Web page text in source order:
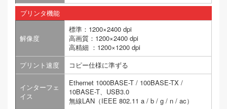
プリンタ機能
解像度
標準：1200×2400 dpi
高画質：1200×2400 dpi
高精細 ：1200×1200 dpi
プリント速度
コピー仕様に準ずる
インターフェ
イス
Ethernet 1000BASE-T / 100BASE-TX /
10BASE-T、USB3.0
無線LAN（IEEE 802.11 a / b / g / n / ac）